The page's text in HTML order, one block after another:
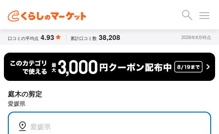
口コミの平均点 4.93 累計口コミ数 38,208 2026年8月時点
庭木の剪定
愛媛県
愛媛県